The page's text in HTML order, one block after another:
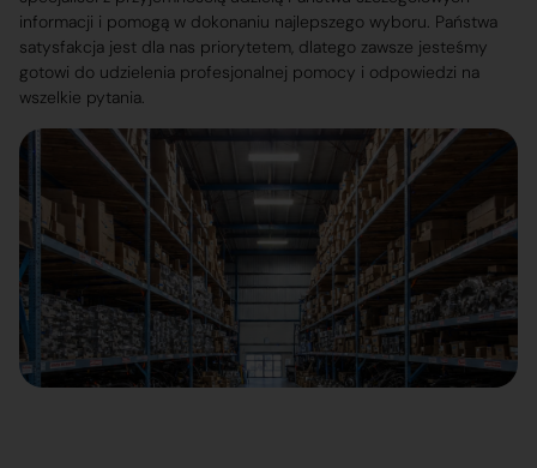
informacji i pomogą w dokonaniu najlepszego wyboru. Państwa
satysfakcja jest dla nas priorytetem, dlatego zawsze jesteśmy
gotowi do udzielenia profesjonalnej pomocy i odpowiedzi na
wszelkie pytania.